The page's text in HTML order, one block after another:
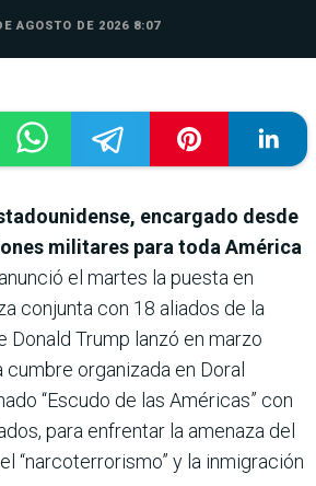
AGOSTO DE 2026 8:07
encargado desde
militares para toda América
el martes la puesta en
conjunta con 18 aliados de la
Donald Trump lanzó en marzo
cumbre organizada en Doral
“Escudo de las Américas” con
para enfrentar la amenaza del
“narcoterrorismo” y la inmigración